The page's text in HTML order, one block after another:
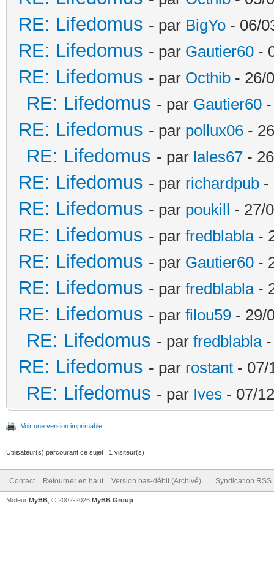
RE: Lifedomus - par BigYo - 06/
RE: Lifedomus - par Gautier60 -
RE: Lifedomus - par Octhib - 26/
RE: Lifedomus - par Gautier60
RE: Lifedomus - par pollux06 -
RE: Lifedomus - par lales67 -
RE: Lifedomus - par richardpub -
RE: Lifedomus - par poukill - 27/
RE: Lifedomus - par fredblabla-
RE: Lifedomus - par Gautier60 -
RE: Lifedomus - par fredblabla-
RE: Lifedomus - par filou59 - 29/
RE: Lifedomus - par fredblabla-
RE: Lifedomus - par rostant - 07/
RE: Lifedomus - par Ives - 07/
Voir une version imprimable
Utilisateur(s) parcourant ce sujet : 1 visiteur(s)
Contact Retourner en haut Version bas-débit (Archivé) Syndication RSS
Moteur MyBB , © 2002-2026 MyBB Group